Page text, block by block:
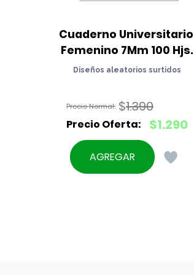
Cuaderno Universitario
Femenino 7Mm 100 Hjs.
Diseños aleatorios surtidos
$1.390
El
precio
original
$1.290
El
precio
actual
AGREGAR